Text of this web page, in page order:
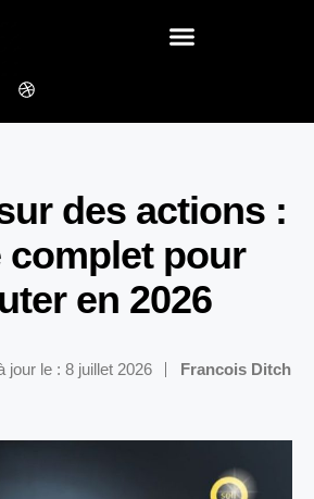
des actions :
complet pour
en 2026
jour le : 8 juillet 2026 Francois Ditch